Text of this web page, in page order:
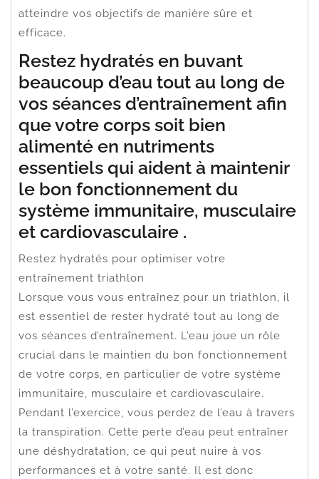
atteindre vos objectifs de manière sûre et
efficace.
Restez hydratés en buvant
beaucoup d’eau tout au long de
vos séances d’entraînement afin
que votre corps soit bien
alimenté en nutriments
essentiels qui aident à maintenir
le bon fonctionnement du
système immunitaire, musculaire
et cardiovasculaire .
Restez hydratés pour optimiser votre
entraînement triathlon
Lorsque vous vous entraînez pour un triathlon, il
est essentiel de rester hydraté tout au long de
vos séances d’entraînement. L’eau joue un rôle
crucial dans le maintien du bon fonctionnement
de votre corps, en particulier de votre système
immunitaire, musculaire et cardiovasculaire.
Pendant l’exercice, vous perdez de l’eau à travers
la transpiration. Cette perte d’eau peut entraîner
une déshydratation, ce qui peut nuire à vos
performances et à votre santé. Il est donc